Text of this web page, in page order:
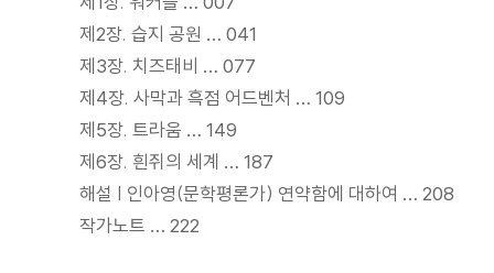
제2장. 습지 공원 … 041
제3장. 치즈태비 … 077
제4장. 사막과 흑점 어드벤처 … 109
제5장. 트라움 … 149
제6장. 흰쥐의 세계 … 187
해설 | 인아영(문학평론가) 연약함에 대하여 … 208
작가노트 … 222